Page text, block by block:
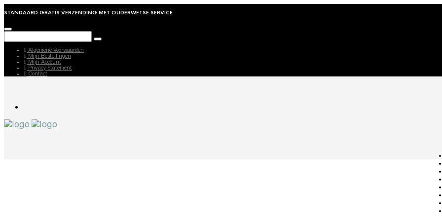
STANDAARD GRATIS VERZENDING MET OUDERWETSE SERVICE
Algemene Voorwaarden
Mijn Bestellingen
Mijn Account
Privacy Statement
Contact